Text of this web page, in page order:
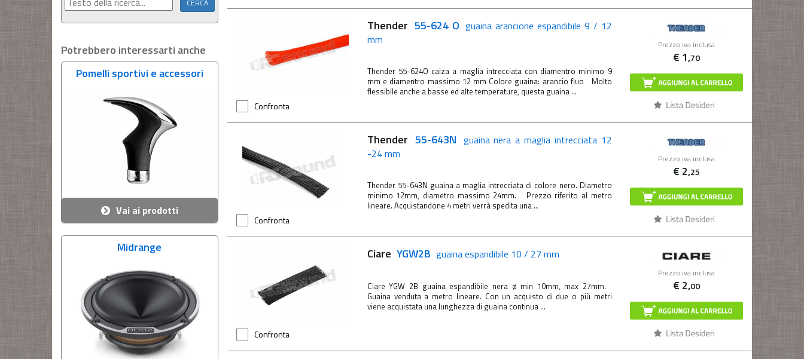
Potrebbero interessarti anche
Pomelli sportivi e accessori
Vai ai prodotti
Midrange
Confronta
Prezzo iva inclusa
€ 1,70
Thender 55-624 O guaina arancione espandibile 9 / 12
mm
Thender 55-624O calza a maglia intrecciata con diamentro minimo 9
mm e diamentro massimo 12 mm Colore guaina: arancio fluo Molto
flessibile anche a basse ed alte temperature, questa guaina ...
Confronta
Prezzo iva inclusa
€ 2,25
Thender 55-643N guaina nera a maglia intrecciata 12
-24 mm
Thender 55-643N guaina a maglia intrecciata di colore nero. Diametro
minimo 12mm, diametro massimo 24mm. Prezzo riferito al metro
lineare. Acquistandone 4 metri verrà spedita una ...
Confronta
Prezzo iva inclusa
€ 2,00
Ciare YGW2B guaina espandibile 10 / 27 mm
Ciare YGW 2B guaina espandibile nera ø min 10mm, max 27mm.
Guaina venduta a metro lineare. Con un acquisto di due o più metri
viene acquistata una lunghezza di guaina continua ...